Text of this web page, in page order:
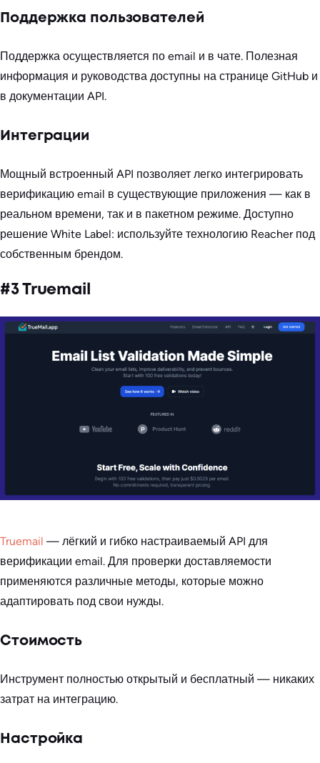
Поддержка пользователей
Поддержка осуществляется по email и в чате. Полезная
информация и руководства доступны на странице GitHub и
в документации API.
Интеграции
Мощный встроенный API позволяет легко интегрировать
верификацию email в существующие приложения — как в
реальном времени, так и в пакетном режиме. Доступно
решение White Label: используйте технологию Reacher под
собственным брендом.
#3 Truemail
Truemail — лёгкий и гибко настраиваемый API для
верификации email. Для проверки доставляемости
применяются различные методы, которые можно
адаптировать под свои нужды.
Стоимость
Инструмент полностью открытый и бесплатный — никаких
затрат на интеграцию.
Настройка